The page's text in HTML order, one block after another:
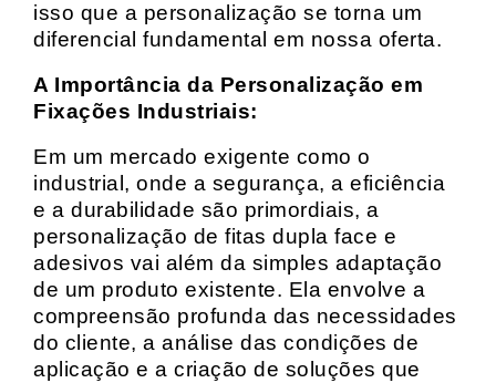
isso que a personalização se torna um
diferencial fundamental em nossa oferta.
A Importância da Personalização em
Fixações Industriais:
Em um mercado exigente como o
industrial, onde a segurança, a eficiência
e a durabilidade são primordiais, a
personalização de fitas dupla face e
adesivos vai além da simples adaptação
de um produto existente. Ela envolve a
compreensão profunda das necessidades
do cliente, a análise das condições de
aplicação e a criação de soluções que